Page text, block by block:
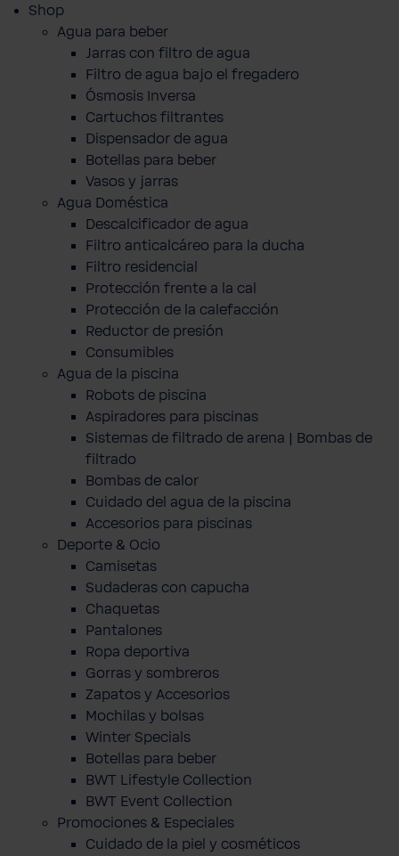
Shop
Agua para beber
Jarras con filtro de agua
Filtro de agua bajo el fregadero
Ósmosis Inversa
Cartuchos filtrantes
Dispensador de agua
Botellas para beber
Vasos y jarras
Agua Doméstica
Descalcificador de agua
Filtro anticalcáreo para la ducha
Filtro residencial
Protección frente a la cal
Protección de la calefacción
Reductor de presión
Consumibles
Agua de la piscina
Robots de piscina
Aspiradores para piscinas
Sistemas de filtrado de arena | Bombas de
filtrado
Bombas de calor
Cuidado del agua de la piscina
Accesorios para piscinas
Deporte & Ocio
Camisetas
Sudaderas con capucha
Chaquetas
Pantalones
Ropa deportiva
Gorras y sombreros
Zapatos y Accesorios
Mochilas y bolsas
Winter Specials
Botellas para beber
BWT Lifestyle Collection
BWT Event Collection
Promociones & Especiales
Cuidado de la piel y cosméticos